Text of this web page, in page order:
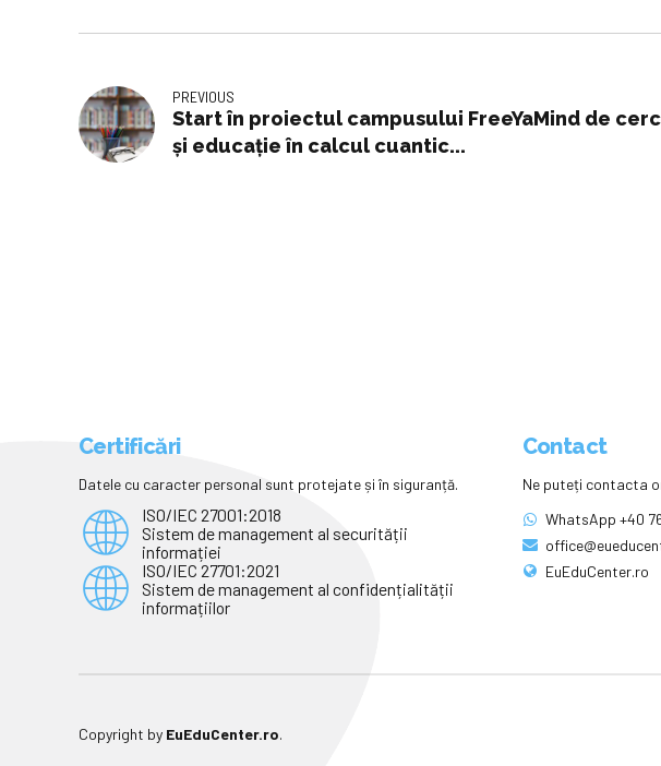
PREVIOUS
Start în proiectul campusului FreeYaMind de
şi educaţie în calcul cuantic...
Certificări
Datele cu caracter personal sunt protejate și în siguranță.
ISO/IEC 27001:2018
Sistem de management al securității
informației
ISO/IEC 27701:2021
Sistem de management al confidențialității
informațiilor
Contact
Ne puteți contacta
WhatsApp +40
EuEduCenter.ro
Copyright by EuEduCenter.ro.